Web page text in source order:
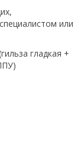
или
гладкая +